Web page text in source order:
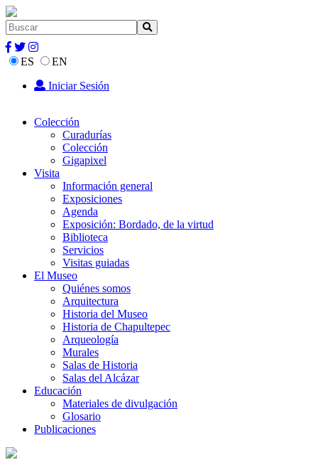
ES
EN
Iniciar Sesión
Colección
Curadurías
Colección
Gigapixel
Visita
Información general
Exposiciones
Agenda
Exposición: Bordado, de la virtud
Biblioteca
Servicios
Visitas guiadas
El Museo
Quiénes somos
Arquitectura
Historia del Museo
Historia de Chapultepec
Arqueología
Murales
Salas de Historia
Salas del Alcázar
Educación
Materiales de divulgación
Glosario
Publicaciones